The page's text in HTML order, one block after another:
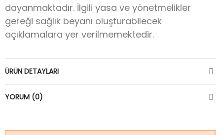
dayanmaktadır. İlgili yasa ve yönetmelikler
gereği sağlık beyanı oluşturabilecek
açıklamalara yer verilmemektedir.
ÜRÜN DETAYLARI
YORUM (0)